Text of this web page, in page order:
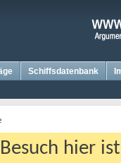
Schiffsdatenbank
hier